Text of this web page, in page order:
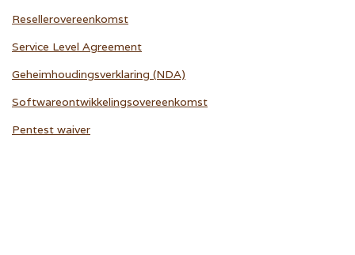
Resellerovereenkomst
Service Level Agreement
Geheimhoudingsverklaring (NDA)
Softwareontwikkelingsovereenkomst
Pentest waiver